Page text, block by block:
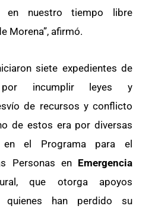
en nuestro tiempo libre
Morena”, afirmó.
siete expedientes de
por incumplir leyes y
de recursos y conflicto
de estos era por diversas
en el Programa para el
Personas en Emergencia
que otorga apoyos
quienes han perdido su